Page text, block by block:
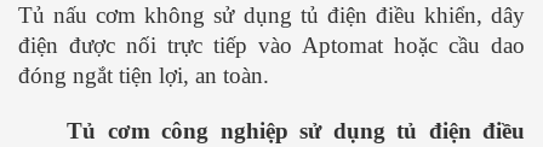
Tủ nấu cơm không sử dụng tủ điện điều khiển, dây
điện được nối trực tiếp vào Aptomat hoặc cầu dao
đóng ngắt tiện lợi, an toàn.
Tủ cơm công nghiệp sử dụng tủ điện điều